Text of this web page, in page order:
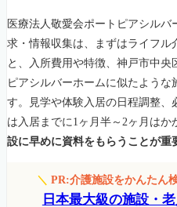
医療法人敬愛会ポートピアシル
求・情報収集は、まずはライフル
と、入所費用や特徴、神戸市中央
ピアシルバーホームに似たような
す。見学や体験入居の日程調整、
は入居までに1ヶ月半～2ヶ月はか
設に早めに資料をもらうことが重
＼PR:介護施設をかんたん
日本最大級の施設・